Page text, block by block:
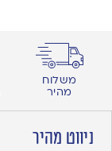
משלוח
מהיר
ניווט מהיר